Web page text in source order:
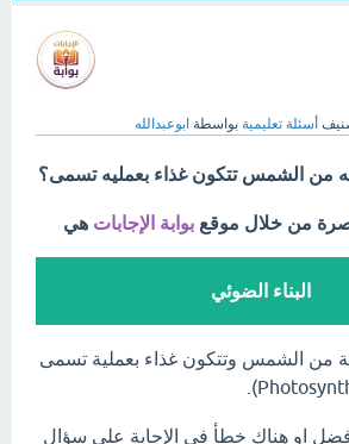
أسئلة تعليمية بواسطة ابوعبدالله
من الشمس تتكون غذاء بعمليه تسمى؟
من خلال موقع بوابة الإجابات هي
البناء الضوئي
من الشمس وتتكون غذاء بعملية تسمى
افضل او هناك خطأ في الإجابة علي سؤال